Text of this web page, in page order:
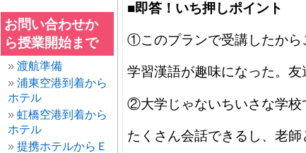
お問い合わせか
ら授業開始まで
渡航準備
浦東空港到着から
ホテル
虹橋空港到着から
ホテル
提携ホテルからＥ
■即答！いち押しポイント
①このプランで受講したから
学習漢語が趣味になった。友
②大学じゃないちいさな学校
たくさん会話できるし、老師